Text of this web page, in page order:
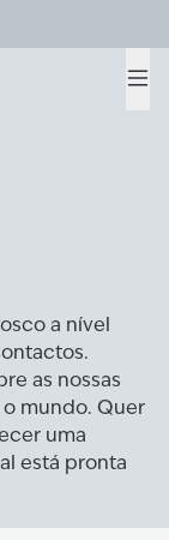
a nível
as nossas
mundo. Quer
uma
está pronta